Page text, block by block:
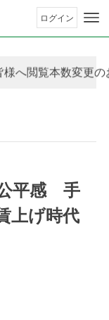
ログイン
平感 手
上げ時代